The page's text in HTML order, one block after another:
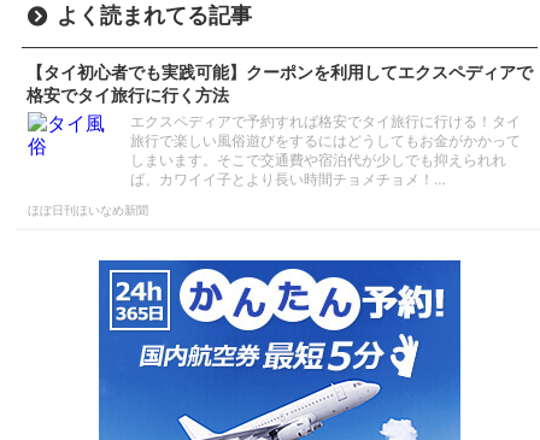
よく読まれてる記事
【タイ初心者でも実践可能】クーポンを利用してエクスペディアで
格安でタイ旅行に行く方法
エクスペディアで予約すれば格安でタイ旅行に行ける！タイ
旅行で楽しい風俗遊びをするにはどうしてもお金がかかって
しまいます。そこで交通費や宿泊代が少しでも抑えられれ
ば、カワイイ子とより長い時間チョメチョメ！…
ほぼ日刊ほいなめ新聞